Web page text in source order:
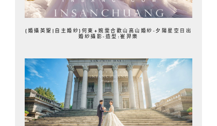
{婚攝英聖|自主婚紗}何東+婉雯合歡山高山婚紗-夕陽星空日出
婚紗攝影-造型:崔羿樂